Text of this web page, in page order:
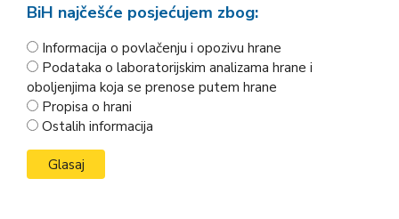
BiH najčešće posjećujem zbog:
Informacija o povlačenju i opozivu hrane
Podataka o laboratorijskim analizama hrane i
oboljenjima koja se prenose putem hrane
Propisa o hrani
Ostalih informacija